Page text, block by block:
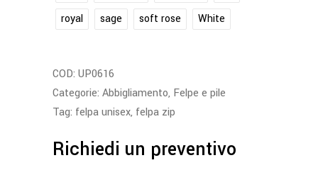
royal
sage soft rose White
COD: UP0616
Categorie: Abbigliamento, Felpe e pile
Tag: felpa unisex, felpa zip
Richiedi un preventivo